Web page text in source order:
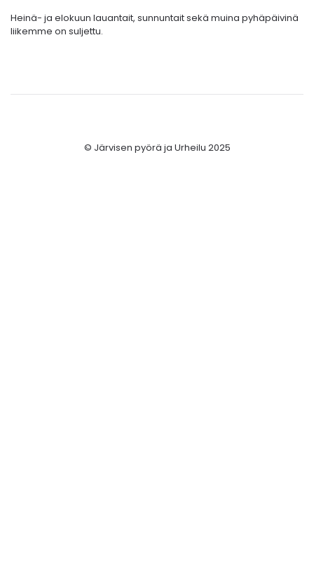
Heinä- ja elokuun lauantait, sunnuntait sekä muina pyhäpäivinä
liikemme on suljettu.
© Järvisen pyörä ja Urheilu 2025